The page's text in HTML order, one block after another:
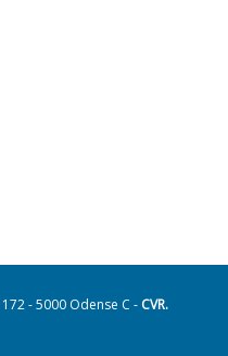
- 5000 Odense C - CVR.